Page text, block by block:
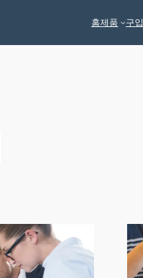
홈제품 구입